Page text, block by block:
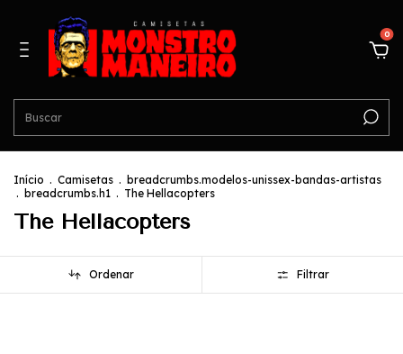
0
Início . Camisetas . breadcrumbs.modelos-unissex-bandas-artistas
. breadcrumbs.h1 . The Hellacopters
The Hellacopters
Ordenar Filtrar